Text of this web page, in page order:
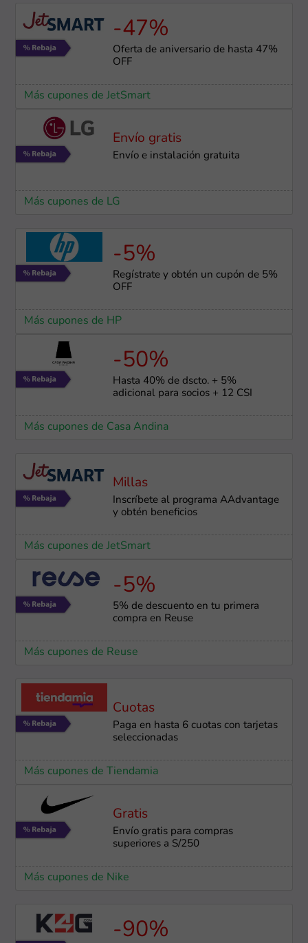
-47%
Oferta de aniversario de hasta 47%
OFF
Más cupones de JetSmart
Envío gratis
Envío e instalación ​gratuita
Más cupones de LG
-5%
Regístrate y obtén un cupón de 5%
OFF
Más cupones de HP
-50%
Hasta 40% de dscto. + 5%
adicional para socios + 12 CSI
Más cupones de Casa Andina
Millas
Inscríbete al programa AAdvantage
y obtén beneficios
Más cupones de JetSmart
-5%
5% de descuento en tu primera
compra en Reuse
Más cupones de Reuse
Cuotas
Paga en hasta 6 cuotas con tarjetas
seleccionadas
Más cupones de Tiendamia
Gratis
Envío gratis para compras
superiores a S/250
Más cupones de Nike
-90%